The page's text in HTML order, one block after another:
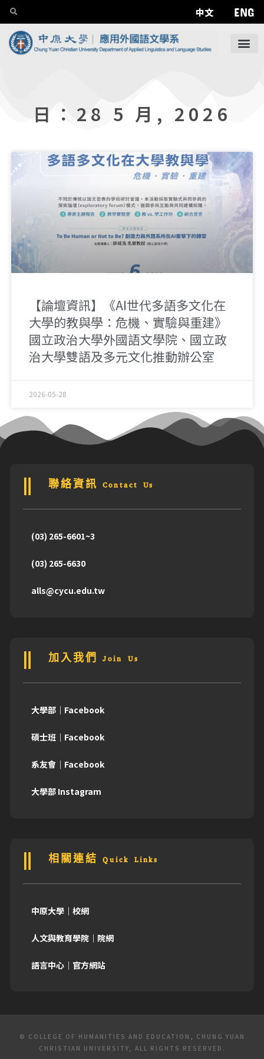
中文 ENG
日：28 5 月, 2026
【論壇資訊】《AI世代多語多文化在
大學的教與學：危機、實驗與重建》
國立政治大學外國語文學院、國立政
治大學雙語及多元文化推動辦公室
2026-05-28
聯絡資訊 Contact Us
(03) 265-6601~3
(03) 265-6630
alls@cycu.edu.tw
加入我們 Join Us
大學部｜Facebook
碩士班｜Facebook
系友會｜Facebook
大學部 Instagram
相關連結 Quick Links
中原大學｜校網
人文與教育學院｜院網
語言中心｜官方網站
© COLLEGE OF HUMANITIES AND EDUCATION, CHUNG YUAN
CHRISTIAN UNIVERSITY, ALL RIGHTS RESERVED.